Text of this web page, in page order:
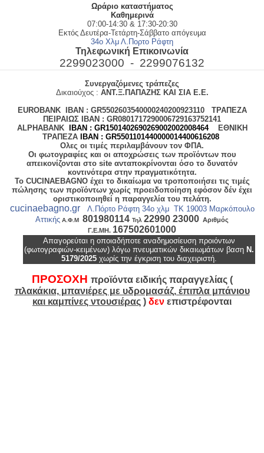
Ωράριο καταστήματος
Kαθημερινά
07:00-14:30 & 17:30-20:30
Εκτός Δευτέρα-Τετάρτη-Σάββατο απόγευμα
34ο Χλμ Λ.Πορτο Ράφτη
Τηλεφωνική Επικοινωνία
2299023000 - 2299076132
Συνεργαζόμενες τράπεζες
Δικαιούχος : ΑΝΤ.Ξ.ΠΑΠΑΖΗΣ ΚΑΙ ΣΙΑ Ε.Ε.
EUROBANK
IBAN : GR5502603540000240200923110 ΤΡΑΠΕΖΑ
ΠΕΙΡΑΙΩΣ
IBAN : GR0801717290006729163752141
ALPHABANK
IBAN : GR1501402690269002002008464
ΕΘΝΙΚΗ
ΤΡΑΠΕΖΑ
ΙΒΑΝ : GR5501101440000014400616208
Ολες οι τιμές περιλαμβάνουν τον ΦΠΑ.
Οι φωτογραφίες και οι αποχρώσεις των προϊόντων που
απεικονίζονται στο site ανταποκρίνονται όσο το δυνατόν
κοντινότερα στην πραγματικότητα.
Το CUCINAEBAGNO έχει το δικαίωμα να τροποποιήσει τις τιμές
πώλησης των προϊόντων χωρίς προειδοποίηση εφόσον δέν έχει
οριστικοποιηθεί η παραγγελία του πελάτη.
cucinaebagno.gr
Λ.Πόρτο Ράφτη 34ο χλμ ΤΚ 19003 Μαρκόπουλο
Αττικής Α.Φ.Μ 801980114 Τηλ 22990 23000 Αριθμός
Γ.Ε.ΜΗ. 167502601000
Απαγορεύται η οποιαδήποτε αναδημοσίευση προιόντων
(φωτογραφιών-κειμένων) λόγω πνευματικών δικαιωμάτων βαση Ν.
5179/2025 χωρίς την έγκριση του διαχειριστή.
ΠΡΟΣΟΧΗ προϊόντα ειδικής παραγγελίας (
πλακάκια, μπανιέρες με υδρομασάζ, έπιπλα μπάνιου
και καμπίνες ντουσιέρας ) δεν επιστρέφονται